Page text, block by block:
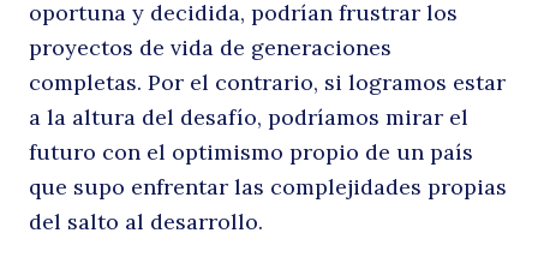
oportuna y decidida, podrían frustrar los
proyectos de vida de generaciones
completas. Por el contrario, si logramos estar
a la altura del desafío, podríamos mirar el
futuro con el optimismo propio de un país
que supo enfrentar las complejidades propias
del salto al desarrollo.